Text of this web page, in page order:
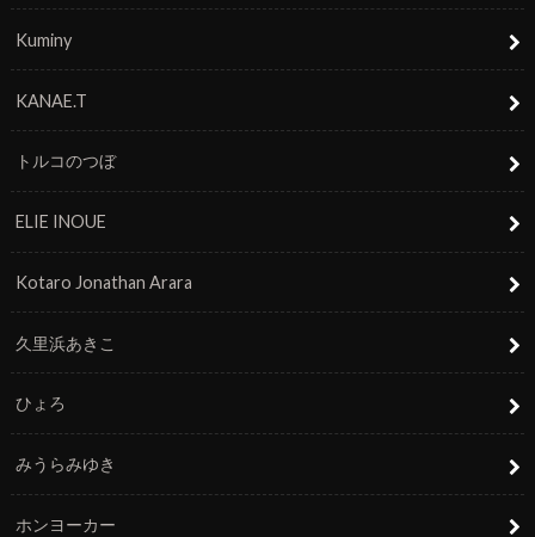
Kuminy
KANAE.T
トルコのつぼ
ELIE INOUE
Kotaro Jonathan Arara
久里浜あきこ
ひょろ
みうらみゆき
ホンヨーカー